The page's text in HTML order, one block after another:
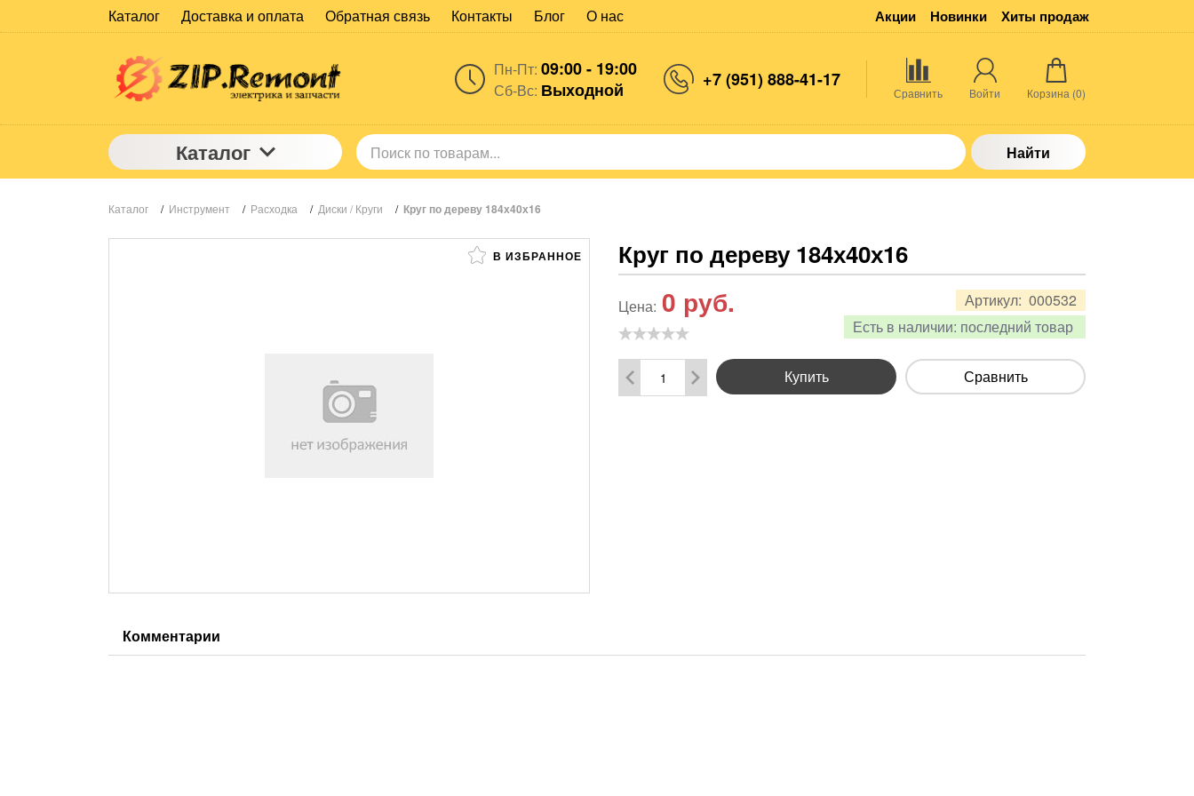
Каталог Доставка и оплата Обратная связь Контакты Блог О нас Акции Новинки Хиты продаж
Пн-Пт: 09:00 - 19:00
Сб-Вс: Выходной +7 (951) 888-41-17
Сравнить Войти Корзина (0)
Каталог Найти
Каталог / Инструмент / Расходка / Диски / Круги / Круг по дереву 184х40х16
В ИЗБРАННОЕ Круг по дереву 184х40х16
Артикул: 000532
Есть в наличии: последний товар
Цена: 0 руб.
Купить Сравнить
Комментарии